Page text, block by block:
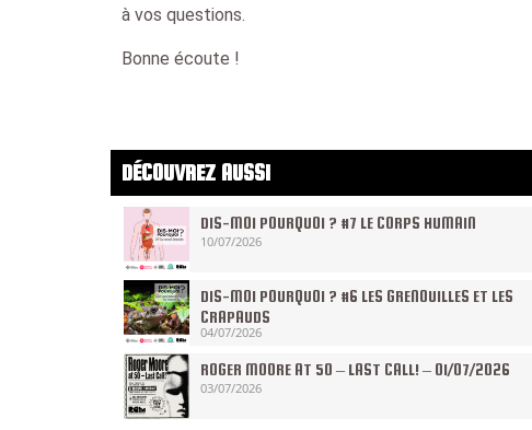
à vos questions.
Bonne écoute !
DÉCOUVREZ AUSSI
DIS-MOI POURQUOI ? #7 LE CORPS HUMAIN
10/07/2026
DIS-MOI POURQUOI ? #6 LES GRENOUILLES ET LES
CRAPAUDS
04/07/2026
ROGER MOORE AT 50 – LAST CALL! – 01/07/2026
03/07/2026